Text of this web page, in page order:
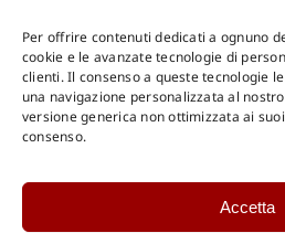
Per offrire contenuti dedicati a ognuno
cookie e le avanzate tecnologie di
clienti. Il consenso a queste tecnologie
una navigazione personalizzata al
versione generica non ottimizzata ai
consenso.
Accetta
Docente emerito di
fondatore e presidente della
Pellegrino Capaldo della